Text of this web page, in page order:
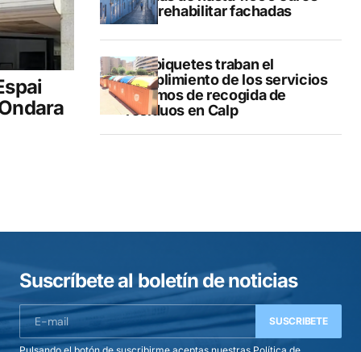
para rehabilitar fachadas
Los piquetes traban el
cumplimiento de los servicios
mínimos de recogida de
residuos en Calp
Suscríbete al boletín de noticias
SUSCRIBETE